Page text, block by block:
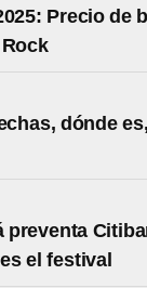
Precio de
dónde
preventa
el festival